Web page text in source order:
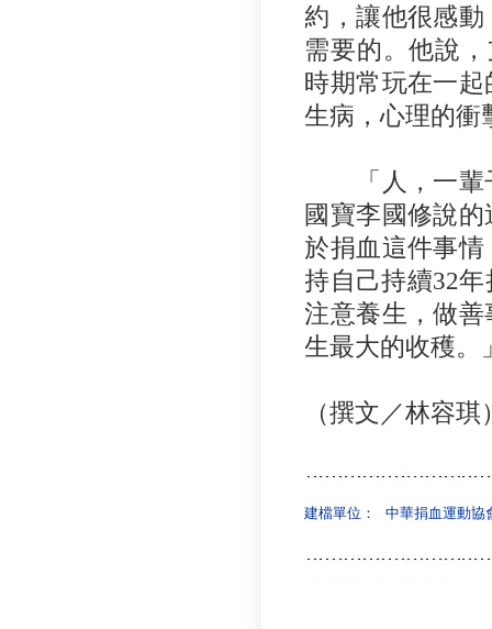
約，讓他很感
需要的。他說
時期常玩在一
生病，心理的衝
「人，一輩子
國寶李國修說
於捐血這件事
持自己持續32
注意養生，做
生最大的收穫。
（撰文／林容琪
建檔單位： 中華捐血運動協